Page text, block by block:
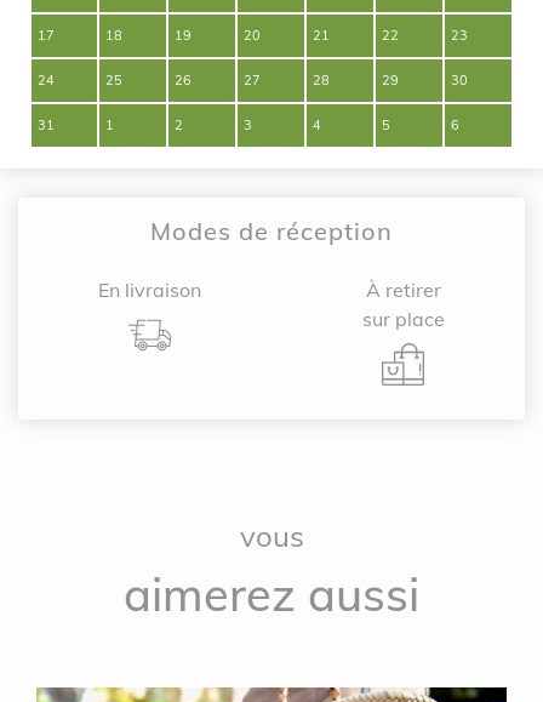
17 18 19 20 21 22 23
24 25 26 27 28 29 30
31 1 2 3 4 5 6
Modes de réception
En livraison
À retirer
sur place
vous
aimerez aussi